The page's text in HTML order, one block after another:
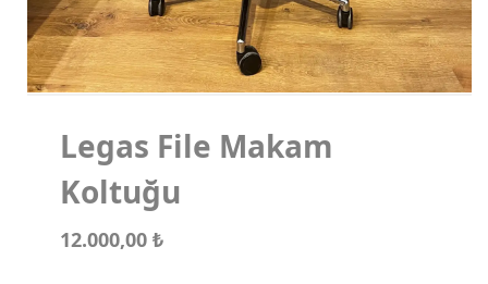
Legas File Makam
Koltuğu
12.000,00 ₺